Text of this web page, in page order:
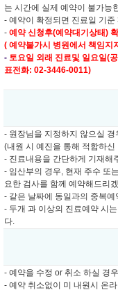
는 시간에 실제 예약이 불가능
- 예약이 확정되면 진료일 기
- 예약 신청후(예약대기상태)
( 예약불가시 병원에서 책임지
- 토요일 외래 진료및 일요일(
표전화: 02-3446-0011)
- 원장님을 지정하지 않으실
(내원 시 예진을 통해 적합하
- 진료내용을 간단하게 기재해
- 임산부의 경우, 현재 주수 또
요한 검사를 함께 예약해드리
- 같은 날짜에 동일과의 중복예
- 두개 과 이상의 진료예약 시
다.
- 예약을 수정 or 취소 하실 경
- 예약 취소없이 미 내원시 온